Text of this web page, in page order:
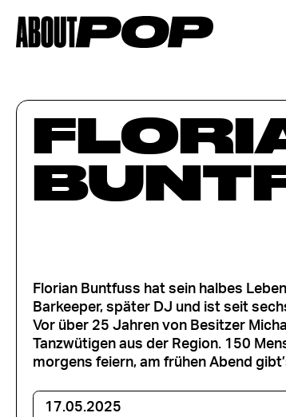
Florian Buntfuss hat sein halbes
Barkeeper, später DJ und ist seit
Vor über 25 Jahren von Besitzer
Tanzwütigen aus der Region. 150
morgens feiern, am frühen Abend
17.05.2025